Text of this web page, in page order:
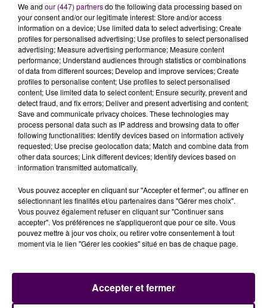
À LA UNE
31 juillet 2026
Gagnez vos entrées à Terra Botanica !
11 juillet 2026
Inscrivez-vous au casting The Voice & The Voice
Kids !
6 août 2026
Deux rixes en trois semaines : le préfet ordonne
We and our (447) partnersdo the following data processing based on
your consent and/or our legitimate interest: Store and/or access
information on a device; Use limited data to select advertising; Create
profiles for personalised advertising; Use profiles to select personalised
advertising; Measure advertising performance; Measure content
performance; Understand audiences through statistics or combinations
of data from different sources; Develop and improve services; Create
profiles to personalise content; Use profiles to select personalised
content; Use limited data to select content; Ensure security, prevent and
detect fraud, and fix errors; Deliver and present advertising and content;
Save and communicate privacy choices. These technologies may
process personal data such as IP address and browsing data to offer
following functionalities: Identify devices based on information actively
requested; Use precise geolocation data; Match and combine data from
other data sources; Link different devices; Identify devices based on
information transmitted automatically.
Vous pouvez accepter en cliquant sur "Accepter et fermer", ou affiner en
sélectionnant les finalités et/ou partenaires dans "Gérer mes choix".
Vous pouvez également refuser en cliquant sur "Continuer sans
accepter". Vos préférences ne s'appliqueront que pour ce site. Vous
pouvez mettre à jour vos choix, ou retirer votre consentement à tout
moment via le lien "Gérer les cookies" situé en bas de chaque page.
Accepter et fermer